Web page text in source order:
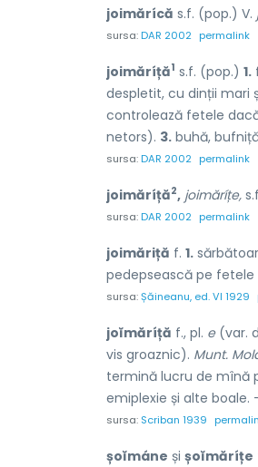
joimărícă s.f. (pop.) V.
sursa:DAR 2002 permalink
joimăríță1 s.f. (pop.) 1.
despletit, cu dinții mari
controlează fetele
netors). 3. buhă,
sursa:DAR 2002 permalink
joimăríță2, joimăríțe,
sursa:DAR 2002 permalink
joimăriță f. 1.
pedepsească pe fetele
sursa:Șăineanu, ed. VI 1929
joĭmăríță f., pl. e(var.
vis groaznic). Munt.
termină lucru de mînă
emiplexie și alte boale.
sursa: Scriban 1939
șoĭmáne și șoĭmăríțe